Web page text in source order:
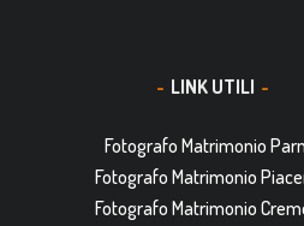
LINK UTILI
Fotografo Matrimonio
Fotografo Matrimonio
Fotografo Matrimonio